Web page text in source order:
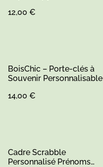
12,00 €
BoisChic – Porte-clés à
Souvenir Personnalisable
14,00 €
Cadre Scrabble
Personnalisé Prénoms